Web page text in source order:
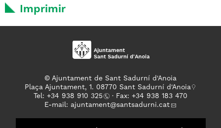
Imprimir
© Ajuntament de Sant Sadurní d'Anoia
Plaça Ajuntament, 1. 08770 Sant Sadurní d'Anoia
Tel: +34 938 910 325
· Fax: +34 938 183 470
E-mail: ajuntament@santsadurni.cat